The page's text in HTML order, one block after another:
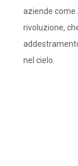
aziende come
rivoluzione,
nel cielo.